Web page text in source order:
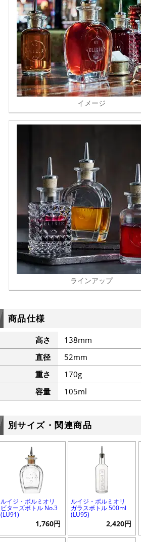
イメージ
ラインアップ
商品仕様
高さ
138mm
直径
52mm
重さ
170g
容量
105ml
別サイズ・関連商品
ルイジ・ボルミオリ
ビターズボトル No.3
(LU91)
1,760円
ルイジ・ボルミオリ
ガラスボトル 500ml
(LU95)
2,420円